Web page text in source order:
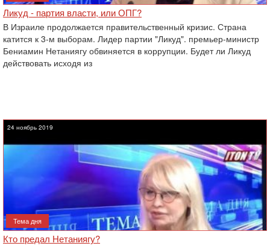
Ликуд - партия власти, или ОПГ?
В Израиле продолжается правительственный кризис. Страна
катится к 3-м выборам. Лидер партии "Ликуд". премьер-министр
Бениамин Нетаниягу обвиняется в коррупции. Будет ли Ликуд
действовать исходя из
24 ноябрь 2019
Тема дня
Кто предал Нетаниягу?